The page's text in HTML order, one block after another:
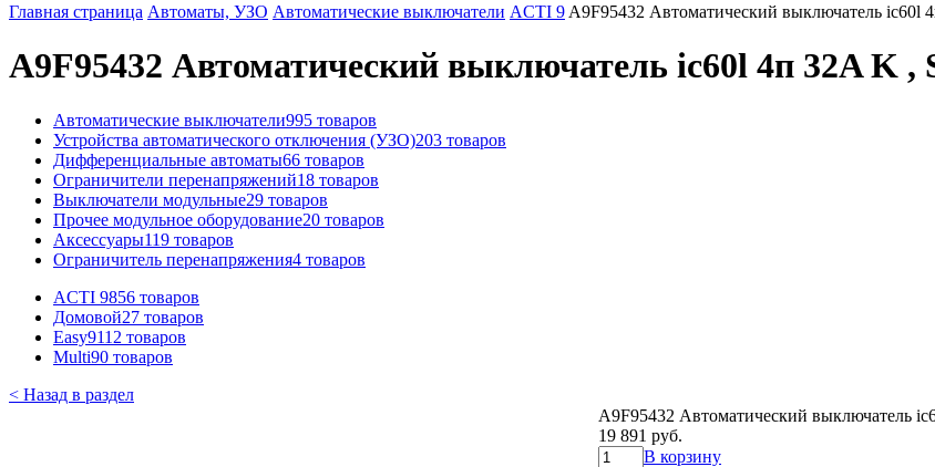
Главная страница Автоматы, УЗО Автоматические выключатели ACTI 9 A9F95432 Автоматический выключатель ic60l
A9F95432 Автоматический выключатель ic60l 4п 32A K ,
Автоматические выключатели995 товаров
Устройства автоматического отключения (УЗО)203 товаров
Дифференциальные автоматы66 товаров
Ограничители перенапряжений18 товаров
Выключатели модульные29 товаров
Прочее модульное оборудование20 товаров
Аксессуары119 товаров
Ограничитель перенапряжения4 товаров
ACTI 9856 товаров
Домовой27 товаров
Easy9112 товаров
Multi90 товаров
< Назад в раздел
A9F95432 Автоматический выключатель
19 891 руб.
В корзину